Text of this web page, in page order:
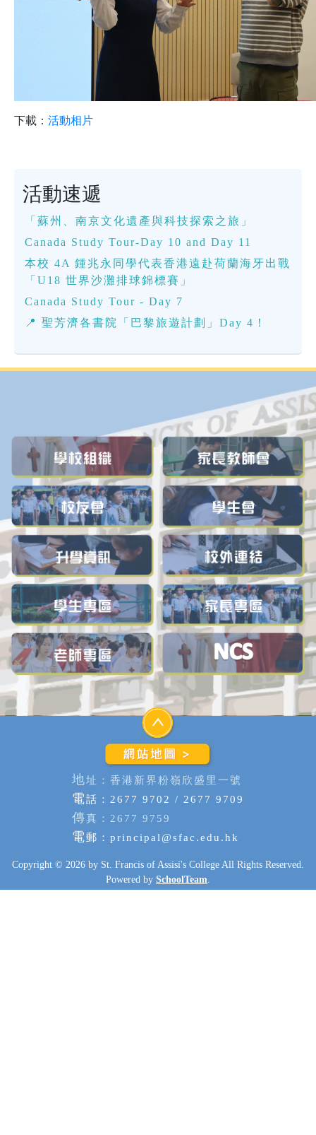
下載： 活動相片
活動速遞
「蘇州、南京文化遺產與科技探索之旅」
Canada Study Tour-Day 10 and Day 11
本校 4A 鍾兆永同學代表香港遠赴荷蘭海牙出戰
「U18 世界沙灘排球錦標賽」
Canada Study Tour - Day 7
📍 聖芳濟各書院「巴黎旅遊計劃」Day 4！
地址：香港新界粉嶺欣盛里一號
電話：2677 9702 / 2677 9709
傳真：2677 9759
電郵： principal@sfac.edu.hk
Copyright © 2026 by St. Francis of Assisi's College All Rights Reserved.
Powered by SchoolTeam